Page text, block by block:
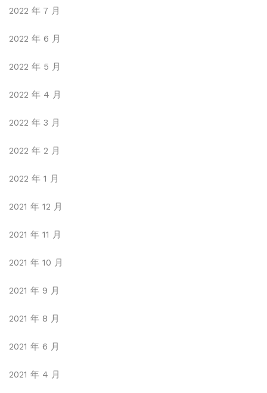
2022 年 7 月
2022 年 6 月
2022 年 5 月
2022 年 4 月
2022 年 3 月
2022 年 2 月
2022 年 1 月
2021 年 12 月
2021 年 11 月
2021 年 10 月
2021 年 9 月
2021 年 8 月
2021 年 6 月
2021 年 4 月